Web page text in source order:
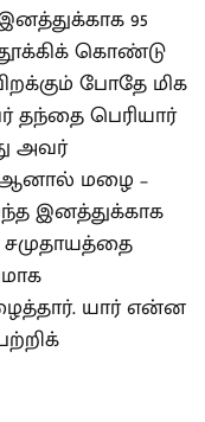
95
கொண்டு
போதே மிக
தந்தை பெரியார்
அவர்
ஆனால் மழை –
இனத்துக்காக
யார் என்ன